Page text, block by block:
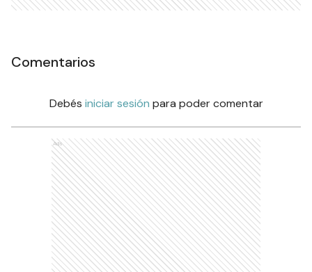
Comentarios
Debés iniciar sesión para poder comentar
Ads